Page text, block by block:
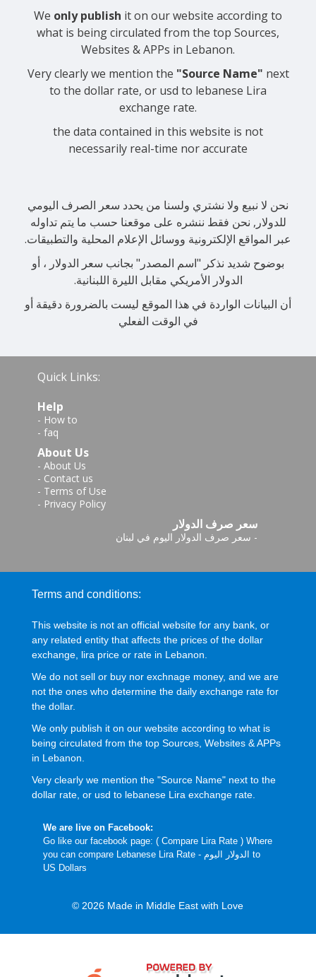
We only publish it on our website according to
what is being circulated from the top Sources,
Websites & APPs in Lebanon.
Very clearly we mention the "Source Name" next
to the dollar rate, or usd to lebanese Lira
exchange rate.
the data contained in this website is not
necessarily real-time nor accurate
نحن لا نبيع ولا نشتري ولسنا من يحدد سعر الصرف اليومي
للدولار, نحن فقط ننشره على موقعنا حسب ما يتم تداوله
عبر المواقع الإلكترونية ووسائل الإعلام المحلية والتطبيقات.
بوضوح شديد نذكر "اسم المصدر" بجانب سعر الدولار ، أو
الدولار الأمريكي مقابل الليرة اللبنانية.
أن البيانات الواردة في هذا الموقع ليست بالضرورة دقيقة أو
في الوقت الفعلي
Quick Links:
Help
- How to
- faq
About Us
- About Us
- Contact us
- Terms of Use
- Privacy Policy
سعر صرف الدولار
- سعر صرف الدولار اليوم في لبنان
Terms and conditions:
This website is not an official website for any bank, or
any related entity that affects the prices of the dollar
exchange, lira price or rate in Lebanon.
We do not sell or buy nor exchnage money, and we are
not the ones who determine the daily exchange rate for
the dollar.
We only publish it on our website according to what is
being circulated from the top Sources, Websites & APPs
in Lebanon.
Very clearly we mention the "Source Name" next to the
dollar rate, or usd to lebanese Lira exchange rate.
We are live on Facebook:
Go like our facebook page: ( Compare Lira Rate) Where
you can compare Lebanese Lira Rate - الدولار اليوم to
US Dollars
© 2026 Made in Middle East with Love